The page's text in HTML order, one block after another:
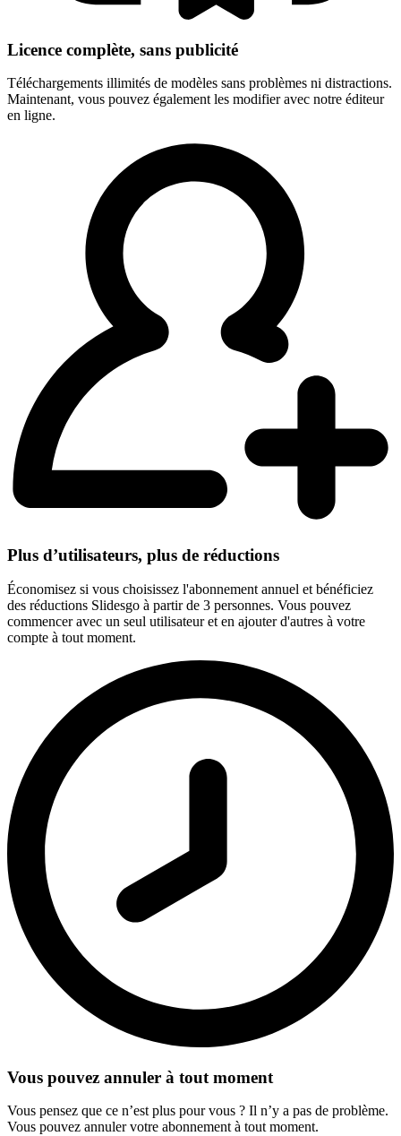
Licence complète, sans publicité
Téléchargements illimités de modèles sans problèmes ni distractions.
Maintenant, vous pouvez également les modifier avec notre éditeur
en ligne.
Plus d’utilisateurs, plus de réductions
Économisez si vous choisissez l'abonnement annuel et bénéficiez
des réductions Slidesgo à partir de 3 personnes. Vous pouvez
commencer avec un seul utilisateur et en ajouter d'autres à votre
compte à tout moment.
Vous pouvez annuler à tout moment
Vous pensez que ce n’est plus pour vous ? Il n’y a pas de problème.
Vous pouvez annuler votre abonnement à tout moment.